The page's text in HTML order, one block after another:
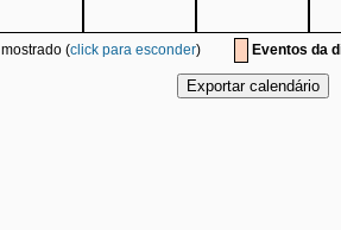
mostrado (click para esconder) Eventos da